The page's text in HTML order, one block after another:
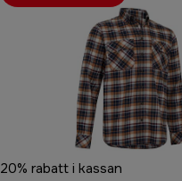
20% rabatt i kassan